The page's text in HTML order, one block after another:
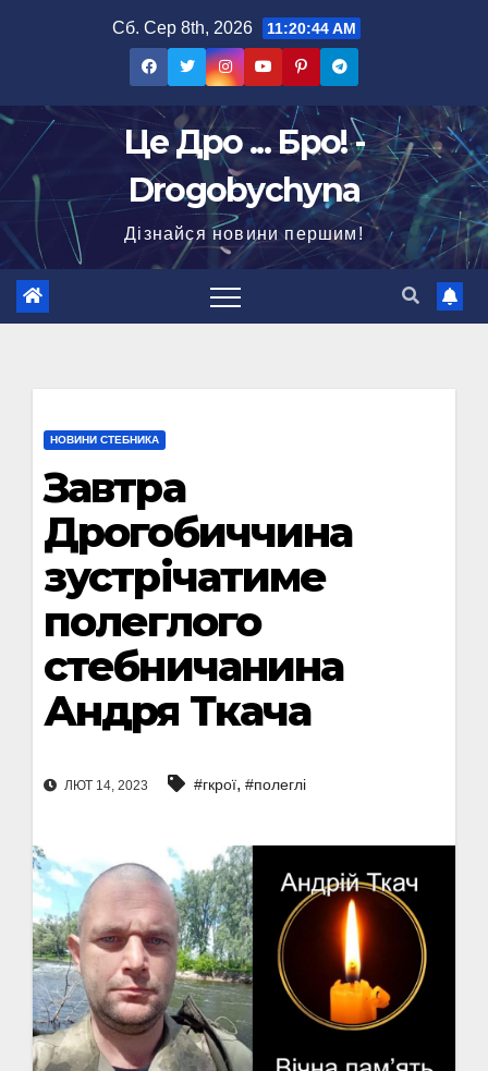
Сб. Сер 8th, 2026 11:20:45 AM
Це Дро ... Бро! -
Drogobychyna
Дізнайся новини першим!
НОВИНИ СТЕБНИКА
Завтра
Дрогобиччина
зустрічатиме
полеглого
стебничанина
Андря Ткача
ЛЮТ 14, 2023 #гкрої, #полеглі